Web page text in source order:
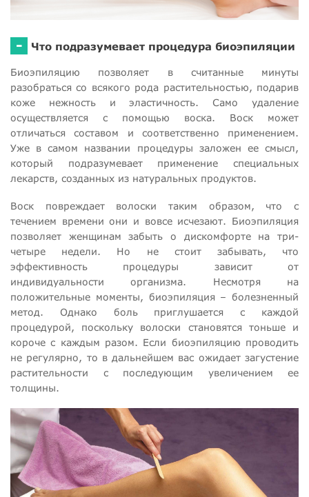
- Что подразумевает процедура биоэпиляции
Биоэпиляцию позволяет в считанные минуты
разобраться со всякого рода растительностью, подарив
коже нежность и эластичность. Само удаление
осуществляется с помощью воска. Воск может
отличаться составом и соответственно применением.
Уже в самом названии процедуры заложен ее смысл,
который подразумевает применение специальных
лекарств, созданных из натуральных продуктов.
Воск повреждает волоски таким образом, что с
течением времени они и вовсе исчезают. Биоэпиляция
позволяет женщинам забыть о дискомфорте на три-
четыре недели. Но не стоит забывать, что
эффективность процедуры зависит от
индивидуальности организма. Несмотря на
положительные моменты, биоэпиляция – болезненный
метод. Однако боль приглушается с каждой
процедурой, поскольку волоски становятся тоньше и
короче с каждым разом. Если биоэпиляцию проводить
не регулярно, то в дальнейшем вас ожидает загустение
растительности с последующим увеличением ее
толщины.